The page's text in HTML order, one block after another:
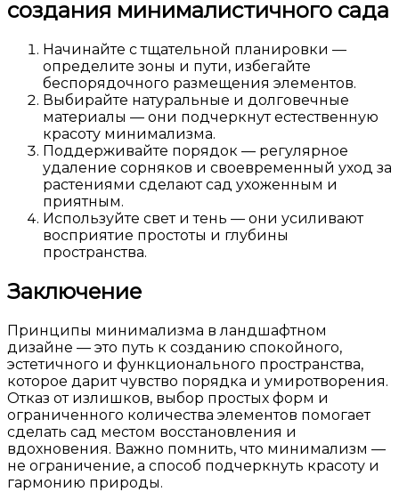
создания минималистичного сада
Начинайте с тщательной планировки —
определите зоны и пути, избегайте
беспорядочного размещения элементов.
Выбирайте натуральные и долговечные
материалы — они подчеркнут естественную
красоту минимализма.
Поддерживайте порядок — регулярное
удаление сорняков и своевременный уход за
растениями сделают сад ухоженным и
приятным.
Используйте свет и тень — они усиливают
восприятие простоты и глубины
пространства.
Заключение
Принципы минимализма в ландшафтном
дизайне — это путь к созданию спокойного,
эстетичного и функционального пространства,
которое дарит чувство порядка и умиротворения.
Отказ от излишков, выбор простых форм и
ограниченного количества элементов помогает
сделать сад местом восстановления и
вдохновения. Важно помнить, что минимализм —
не ограничение, а способ подчеркнуть красоту и
гармонию природы.